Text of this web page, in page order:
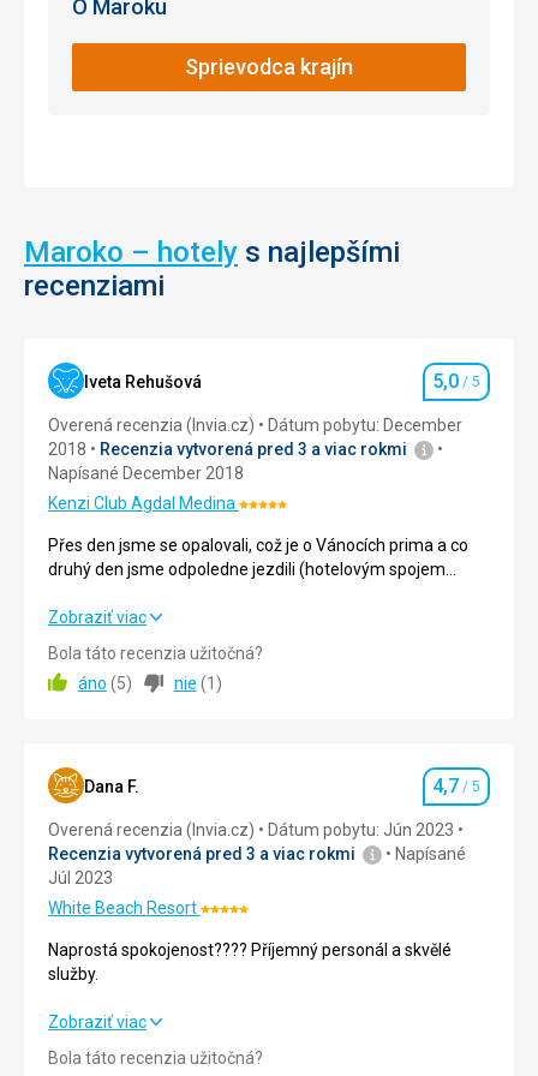
Námestie
/ Ulice
sezóny
Nenáročné
Pláže
O Maroku
Sprievodca krajín
Maroko – hotely s najlepšími
recenziami
Iveta Rehušová Hodnotenie
5,0 / 5
Overená recenzia (Invia.cz)
Dátum pobytu: December
2018
Recenzia vytvorená pred 3 a viac rokmi
Napísané December 2018
Kenzi Club Agdal MedinaHodnotenie:
5/5
Přes den jsme se opalovali, což je o Vánocích prima a co
druhý den jsme odpoledne jezdili (hotelovým spojem
Prima.
Přes den jsme se opalovali, což je o Vánocích prima a co
zdarma) do mediny na trhy, ochutnat místní jídlo a tak.
Prima.
Ubytovanie 5,0/ 5
Okolie 5,0
Služby
jeden bazén byl vyhřívaný, jupí
Ubytovanie
Zobraziť viac
Bola táto recenzia užitočná?
áno (5) nie (1 )
Dana F. Hodnotenie
4,7 / 5
Overená recenzia (Invia.cz)
Dátum pobytu: Jún 2023
Recenzia vytvorená pred 3 a viac rokmi
Napísané
Júl 2023
White Beach ResortHodnotenie:
5/5
Naprostá spokojenost???? Příjemný personál a skvělé
služby.
Naprostá spokojenost???? Příjemný personál a skvělé
Zobraziť viac
Bola táto recenzia užitočná?